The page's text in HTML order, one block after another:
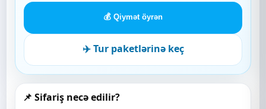
💰 Qiymət öyrən
✈️ Tur paketlərinə keç
📌 Sifariş necə edilir?